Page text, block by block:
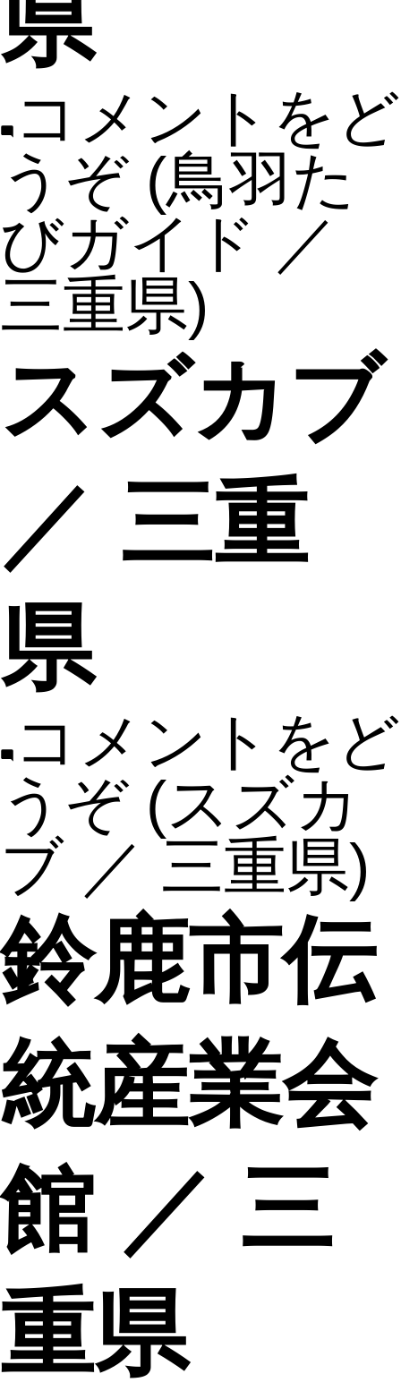
県
コメントをど
うぞ (鳥羽た
びガイド ／
三重県)
スズカブ
／ 三重
県
コメントをど
うぞ (スズカ
ブ ／ 三重県)
鈴鹿市伝
統産業会
館 ／ 三
重県